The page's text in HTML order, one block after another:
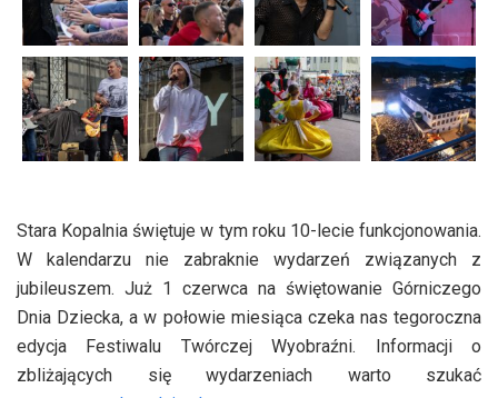
Stara Kopalnia świętuje w tym roku 10-lecie funkcjonowania.
W kalendarzu nie zabraknie wydarzeń związanych z
jubileuszem. Już 1 czerwca na świętowanie Górniczego
Dnia Dziecka, a w połowie miesiąca czeka nas tegoroczna
edycja Festiwalu Twórczej Wyobraźni. Informacji o
zbliżających się wydarzeniach warto szukać